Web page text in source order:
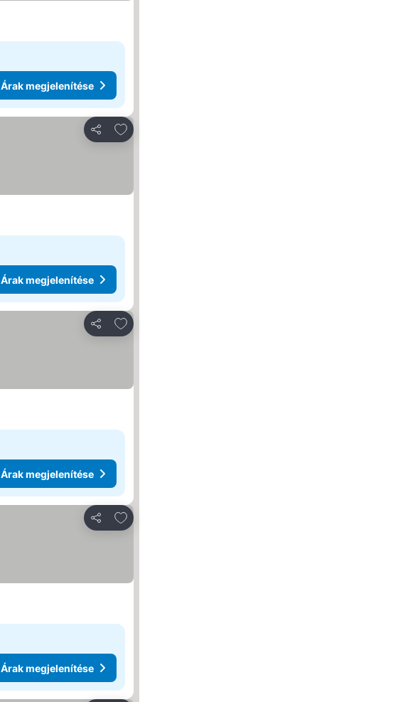
Árak megjelenítése
Megosztás
Hozzáadás a kedvencekhez
Árak megjelenítése
Megosztás
Hozzáadás a kedvencekhez
Árak megjelenítése
Megosztás
Hozzáadás a kedvencekhez
Árak megjelenítése